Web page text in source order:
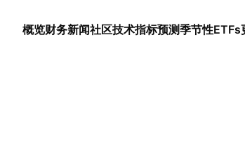
概览财务新闻社区技术指标预测季节性ETFs